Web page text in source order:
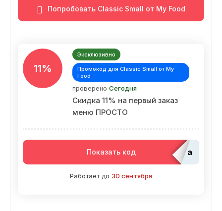
Попробовать Classic Small от My Food
11%
Эксклюзивно
Промокод для Classic Small от My
Food
проверено Сегодня
Скидка 11% на первый заказ
меню ПРОСТО
Показать код
Работает до 30 сентября